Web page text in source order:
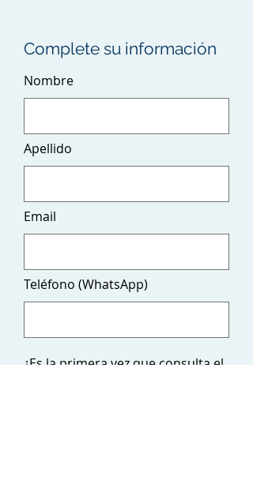
Complete su información
Nombre
Apellido
Email
Teléfono (WhatsApp)
¿Es la primera vez que consulta el